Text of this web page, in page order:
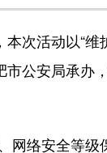
次活动以“维
市公安局承办
络安全等级